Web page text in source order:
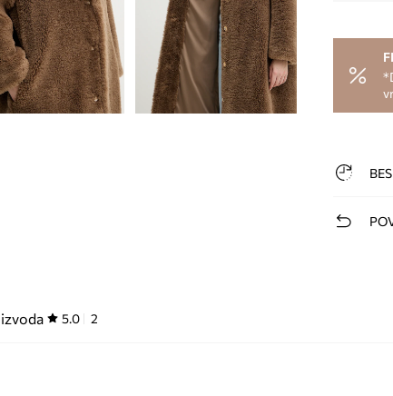
5.0 2